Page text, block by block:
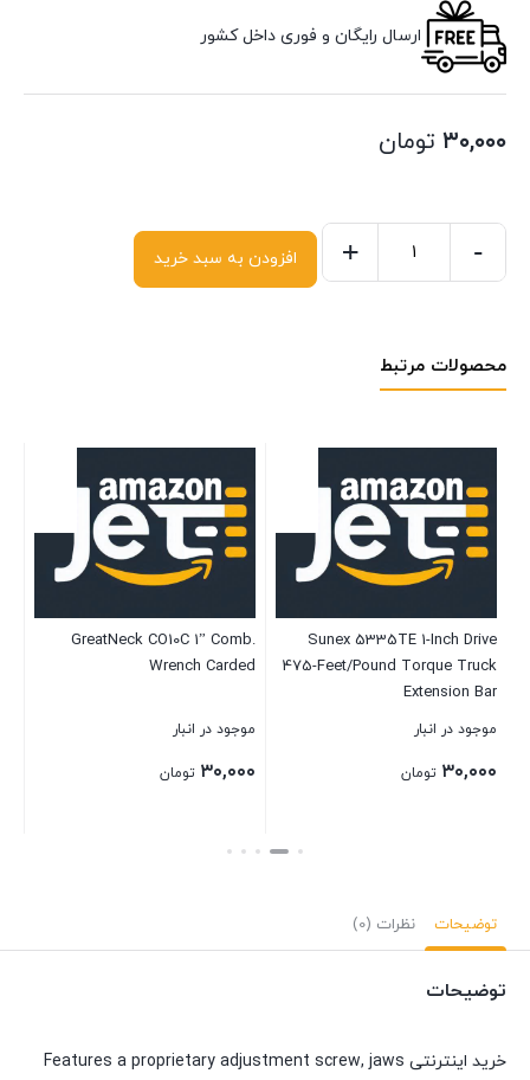
ارسال رایگان و فوری داخل کشور
۳۰,۰۰۰ تومان
-
+ افزودن به سبد خرید
محصولات مرتبط
Sunex 5335TE 1-Inch Drive
475-Feet/Pound Torque Truck
Extension Bar
موجود در انبار
۳۰,۰۰۰ تومان
GreatNeck CO10C 1” Comb.
Wrench Carded
موجود در انبار
۳۰,۰۰۰ تومان
بستن
توضیحات نظرات (0)
توضیحات
خرید اینترنتی Features a proprietary adjustment screw, jaws